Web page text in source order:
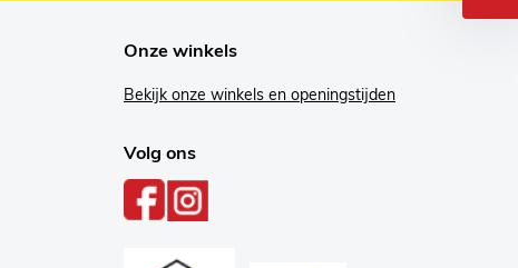
Onze winkels
Bekijk onze winkels en openingstijden
Volg ons